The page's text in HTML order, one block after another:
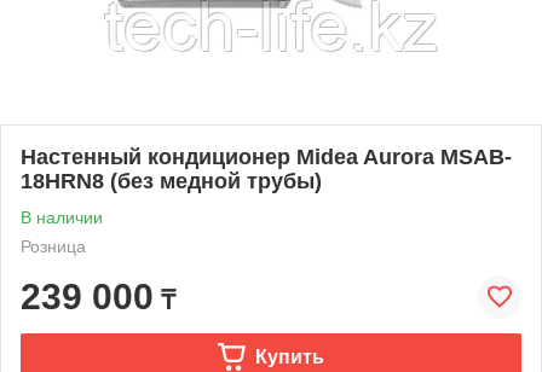
Настенный кондиционер Midea Aurora MSAB-
18HRN8 (без медной трубы)
В наличии
Розница
239 000 ₸
Купить